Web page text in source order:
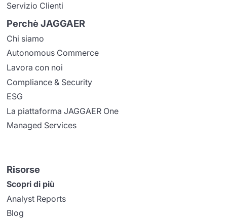
Servizio Clienti
Perchè JAGGAER
Chi siamo
Autonomous Commerce
Lavora con noi
Compliance & Security
ESG
La piattaforma JAGGAER One
Managed Services
Risorse
Scopri di più
Analyst Reports
Blog